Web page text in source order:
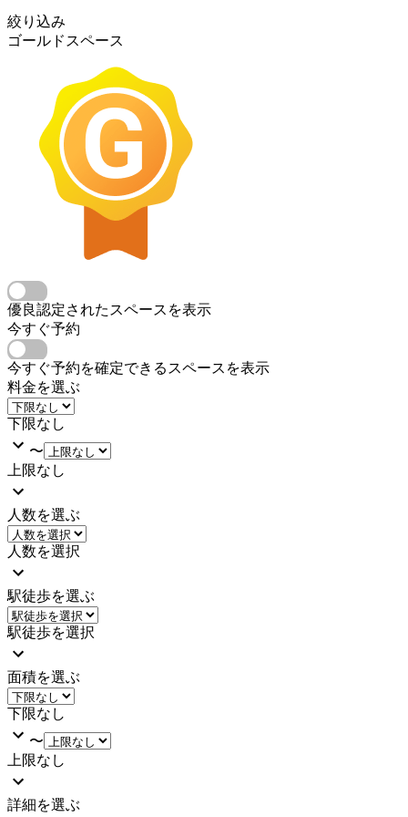
絞り込み
ゴールドスペース
優良認定されたスペースを表示
今すぐ予約
今すぐ予約を確定できるスペースを表示
料金を選ぶ
下限なし
〜
上限なし
人数を選ぶ
人数を選択
駅徒歩を選ぶ
駅徒歩を選択
面積を選ぶ
下限なし
〜
上限なし
詳細を選ぶ